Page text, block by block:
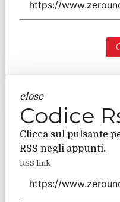
close
Codice
Clicca sul pulsante
RSS negli appunti.
RSS link